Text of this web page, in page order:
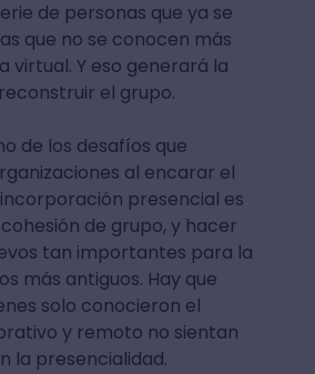
de personas que ya se
que no se conocen más
virtual. Y eso generará la
el grupo.
de los desafíos que
al encarar el
presencial es
de grupo, y hacer
tan importantes para la
más antiguos. Hay que
solo conocieron el
y remoto no sientan
la presencialidad.